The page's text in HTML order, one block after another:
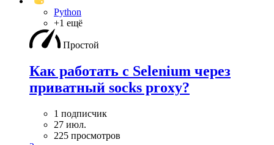
Python
+1 ещё
Простой
Как работать с Selenium через
приватный socks proxy?
1 подписчик
27 июл.
225 просмотров